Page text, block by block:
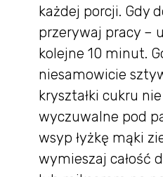
każdej porcji. Gdy
przerywaj pracy –
kolejne 10 minut.
niesamowicie
kryształki cukru
wyczuwalne pod
wsyp łyżkę mąki
wymieszaj całość